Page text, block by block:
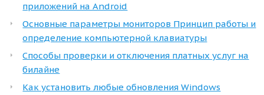
приложений на Android
Основные параметры мониторов Принцип работы и
определение компьютерной клавиатуры
Способы проверки и отключения платных услуг на
билайне
Как установить любые обновления Windows